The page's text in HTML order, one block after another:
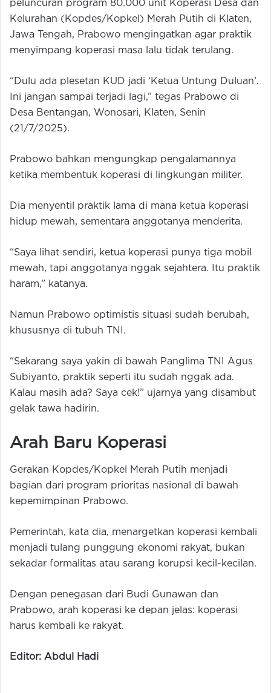
peluncuran program 80.000 unit Koperasi Desa dan
Kelurahan (Kopdes/Kopkel) Merah Putih di Klaten,
Jawa Tengah, Prabowo mengingatkan agar praktik
menyimpang koperasi masa lalu tidak terulang.
“Dulu ada plesetan KUD jadi ‘Ketua Untung Duluan’.
Ini jangan sampai terjadi lagi,” tegas Prabowo di
Desa Bentangan, Wonosari, Klaten, Senin
(21/7/2025).
Prabowo bahkan mengungkap pengalamannya
ketika membentuk koperasi di lingkungan militer.
Dia menyentil praktik lama di mana ketua koperasi
hidup mewah, sementara anggotanya menderita.
“Saya lihat sendiri, ketua koperasi punya tiga mobil
mewah, tapi anggotanya nggak sejahtera. Itu praktik
haram,” katanya.
Namun Prabowo optimistis situasi sudah berubah,
khususnya di tubuh TNI.
“Sekarang saya yakin di bawah Panglima TNI Agus
Subiyanto, praktik seperti itu sudah nggak ada.
Kalau masih ada? Saya cek!” ujarnya yang disambut
gelak tawa hadirin.
Arah Baru Koperasi
Gerakan Kopdes/Kopkel Merah Putih menjadi
bagian dari program prioritas nasional di bawah
kepemimpinan Prabowo.
Pemerintah, kata dia, menargetkan koperasi kembali
menjadi tulang punggung ekonomi rakyat, bukan
sekadar formalitas atau sarang korupsi kecil-kecilan.
Dengan penegasan dari Budi Gunawan dan
Prabowo, arah koperasi ke depan jelas: koperasi
harus kembali ke rakyat.
Editor: Abdul Hadi